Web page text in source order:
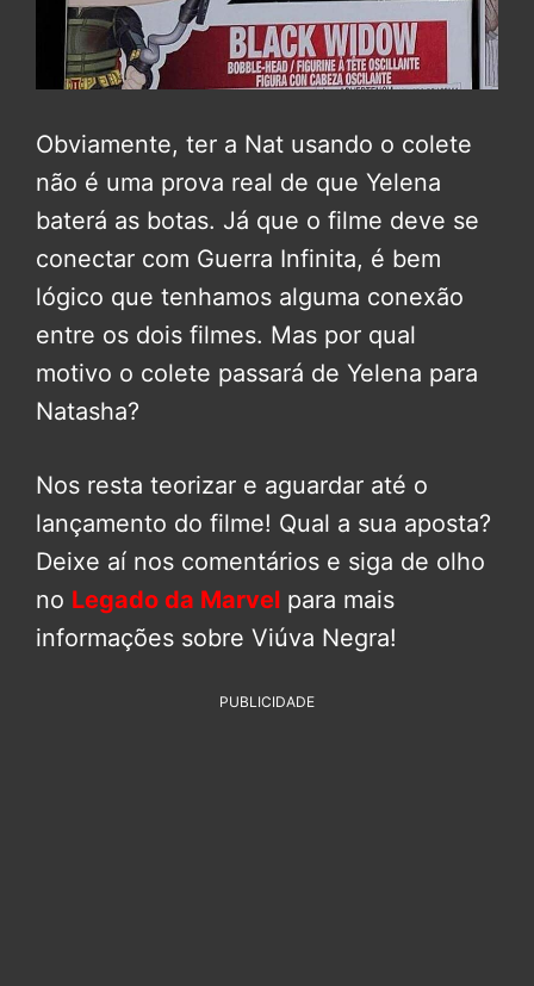
Obviamente, ter a Nat usando o colete
não é uma prova real de que Yelena
baterá as botas. Já que o filme deve se
conectar com Guerra Infinita, é bem
lógico que tenhamos alguma conexão
entre os dois filmes. Mas por qual
motivo o colete passará de Yelena para
Natasha?
Nos resta teorizar e aguardar até o
lançamento do filme! Qual a sua aposta?
Deixe aí nos comentários e siga de olho
no Legado da Marvel para mais
informações sobre Viúva Negra!
PUBLICIDADE